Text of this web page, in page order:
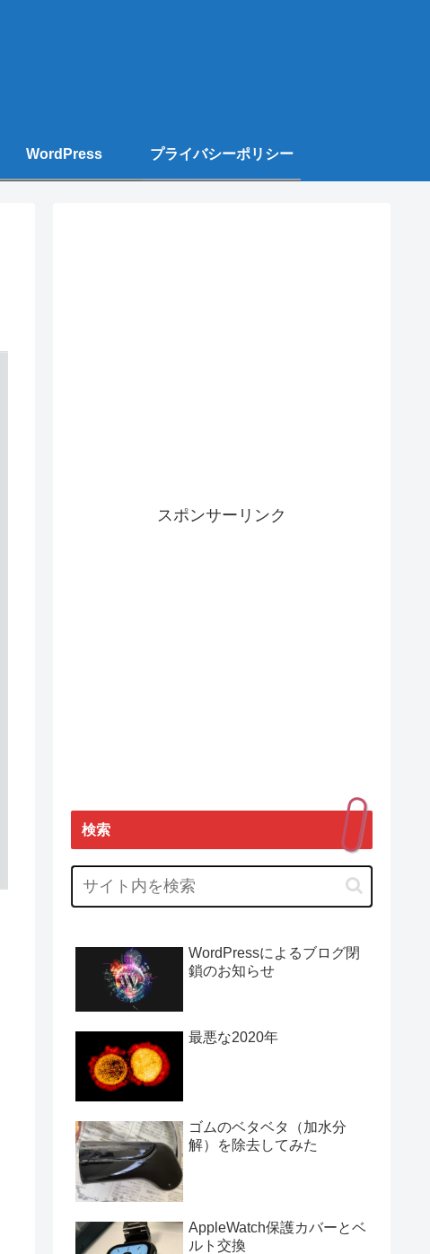
WordPress プライバシーポリシー
スポンサーリンク
検索
WordPressによるブログ閉
鎖のお知らせ
最悪な2020年
ゴムのベタベタ（加水分
解）を除去してみた
AppleWatch保護カバーとベ
ルト交換